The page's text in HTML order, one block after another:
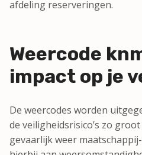
afdeling reserveringen.
Weercode
impact op je
De weercodes worden
de veiligheidsrisico’s zo
gevaarlijk weer